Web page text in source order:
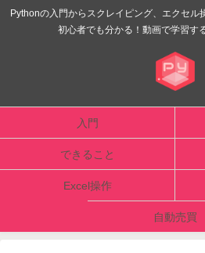
Pythonの入門からスクレイピング、エクセル
初心者でも分かる！動画で学習す
入門
できること
Excel操作
自動売買